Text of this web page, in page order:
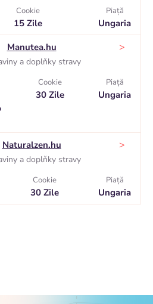
Cookie
15 Zile
Piaţă
Ungaria
Manutea.hu
a doplňky stravy
>
Cookie
30 Zile
Piaţă
Ungaria
Naturalzen.hu
a doplňky stravy
>
Cookie
30 Zile
Piaţă
Ungaria